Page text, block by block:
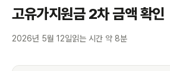
고유가지원금 2차 금액 확인
2026년 5월 12일읽는 시간 약 8분